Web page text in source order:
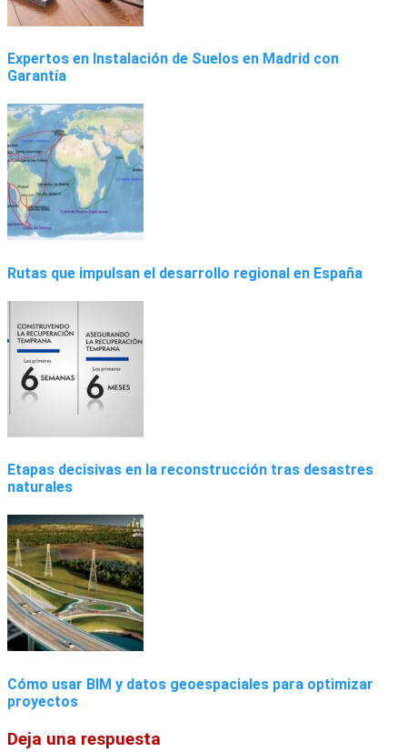
Expertos en Instalación de Suelos en Madrid con
Garantía
Rutas que impulsan el desarrollo regional en España
Etapas decisivas en la reconstrucción tras desastres
naturales
Cómo usar BIM y datos geoespaciales para optimizar
proyectos
Deja una respuesta